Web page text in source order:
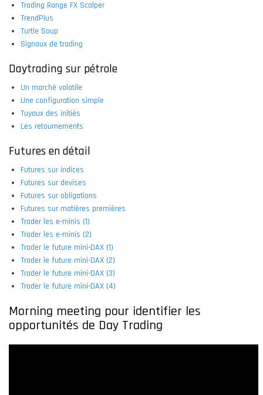
Trading Range FX Scalper
TrendPlus
Turtle Soup
Signaux de trading
Daytrading sur pétrole
Un marché volatile
Une configuration simple
Tuyaux des initiés
Les retournements
Futures en détail
Futures sur indices
Futures sur devises
Futures sur obligations
Futures sur matières premières
Trader les e-minis (1)
Trader les e-minis (2)
Trader le future mini-DAX (1)
Trader le future mini-DAX (2)
Trader le future mini-DAX (3)
Trader le future mini-DAX (4)
Morning meeting pour identifier les
opportunités de Day Trading